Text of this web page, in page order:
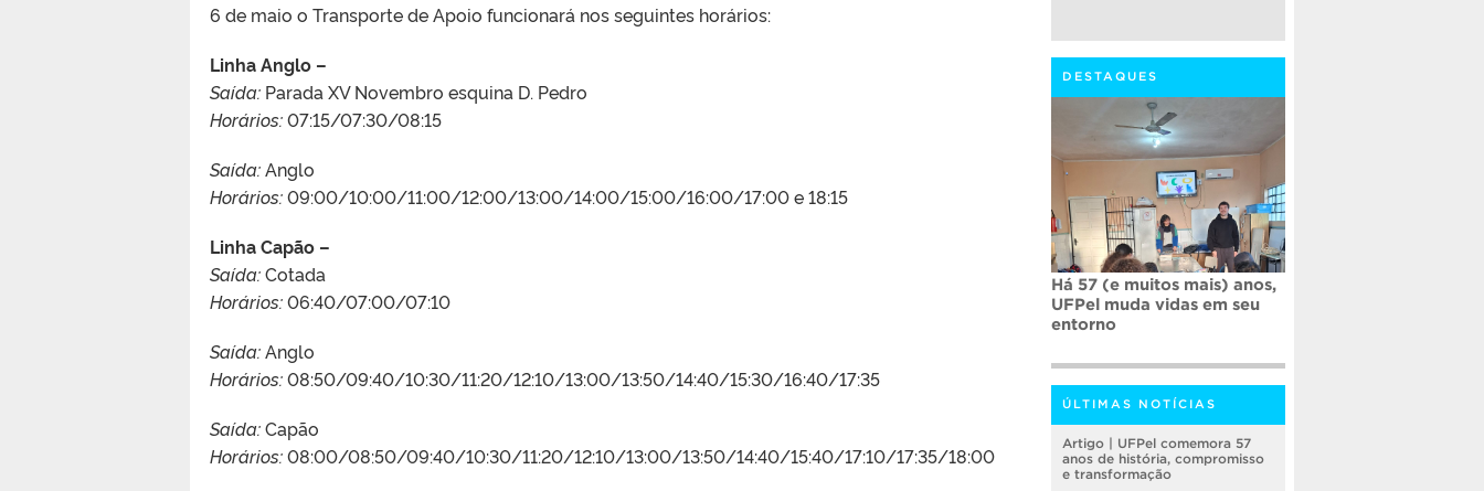
6 de maio o Transporte de Apoio funcionará nos seguintes horários:
Linha Anglo –
Saída: Parada XV Novembro esquina D. Pedro
Horários:07:15/07:30/08:15
Saída:Anglo
Horários:09:00/10:00/11:00/12:00/13:00/14:00/15:00/16:00/17:00 e 18:15
Linha Capão –
Saída:Cotada
Horários:06:40/07:00/07:10
Saída:Anglo
Horários:08:50/09:40/10:30/11:20/12:10/13:00/13:50/14:40/15:30/16:40/17:35
Saída:Capão
Horários:08:00/08:50/09:40/10:30/11:20/12:10/13:00/13:50/14:40/15:40/17:10/17:35/18:00
DESTAQUES
Há 57 (e muitos mais) anos,
UFPel muda vidas em seu
entorno
ÚLTIMAS NOTÍCIAS
Artigo | UFPel comemora 57
anos de história, compromisso
e transformação